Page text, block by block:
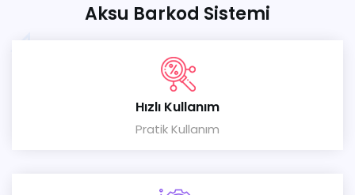
Aksu Barkod Sistemi
Hızlı Kullanım
Pratik Kullanım